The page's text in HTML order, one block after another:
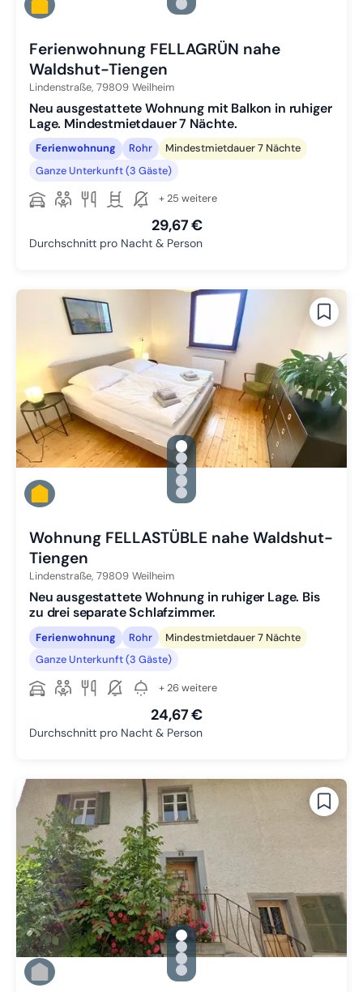
Zu Slide 4 wechseln
Zu Slide 5 wechseln
Ferienwohnung FELLAGRÜN nahe
Waldshut-Tiengen
Lindenstraße, 79809 Weilheim
Neu ausgestattete Wohnung mit Balkon in ruhiger
Lage. Mindestmietdauer 7 Nächte.
Ferienwohnung Rohr
Mindestmietdauer 7 Nächte
Ganze Unterkunft (3 Gäste)
+ 25 weitere
29,67 €
Durchschnitt pro Nacht & Person
gallery.slide_selector
Zu Slide 1 wechseln
Zu Slide 2 wechseln
Zu Slide 3 wechseln
Zu Slide 4 wechseln
Zu Slide 5 wechseln
Wohnung FELLASTÜBLE nahe Waldshut-
Tiengen
Lindenstraße, 79809 Weilheim
Neu ausgestattete Wohnung in ruhiger Lage. Bis
zu drei separate Schlafzimmer.
Ferienwohnung Rohr
Mindestmietdauer 7 Nächte
Ganze Unterkunft (3 Gäste)
+ 26 weitere
24,67 €
Durchschnitt pro Nacht & Person
gallery.slide_selector
Zu Slide 1 wechseln
Zu Slide 2 wechseln
Zu Slide 3 wechseln
Zu Slide 4 wechseln